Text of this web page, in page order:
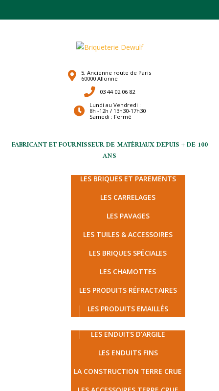
5, Ancienne route de Paris
60000 Allonne
03 44 02 06 82
Lundi au Vendredi :
8h -12h / 13h30-17h30
Samedi : Fermé
FABRICANT ET FOURNISSEUR DE MATÉRIAUX DEPUIS + DE 100
ANS
LES BRIQUES ET PAREMENTS
LES CARRELAGES
LES PAVAGES
LES TUILES & ACCESSOIRES
LES BRIQUES SPÉCIALES
LES CHAMOTTES
LES PRODUITS RÉFRACTAIRES
LES PRODUITS EMAILLÉS
LES ENDUITS D’ARGILE
LES ENDUITS FINS
LA CONSTRUCTION TERRE CRUE